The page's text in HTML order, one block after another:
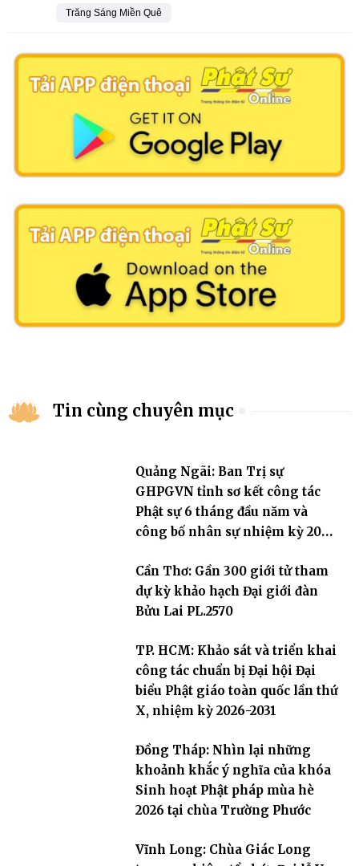
Trăng Sáng Miền Quê
Tin cùng chuyên mục
Quảng Ngãi: Ban Trị sự
GHPGVN tỉnh sơ kết công tác
Phật sự 6 tháng đầu năm và
công bố nhân sự nhiệm kỳ 2026
Cần Thơ: Gần 300 giới tử tham
dự kỳ khảo hạch Đại giới đàn
Bửu Lai PL.2570
TP. HCM: Khảo sát và triển khai
công tác chuẩn bị Đại hội Đại
biểu Phật giáo toàn quốc lần thứ
X, nhiệm kỳ 2026-2031
Đồng Tháp: Nhìn lại những
khoảnh khắc ý nghĩa của khóa
Sinh hoạt Phật pháp mùa hè
2026 tại chùa Trường Phước
Vĩnh Long: Chùa Giác Long